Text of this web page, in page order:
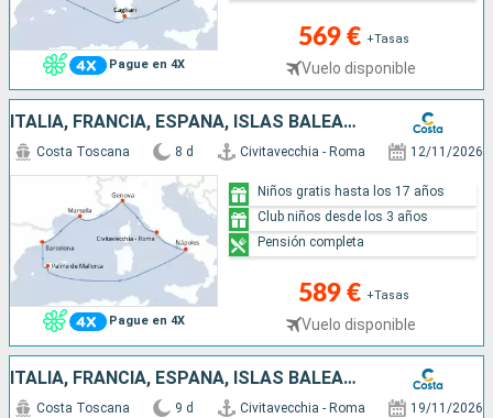
Pague en 4X
569 € +Tasas
Vuelo disponible
ITALIA, FRANCIA, ESPAÑA, ISLAS BALEARES
Pague en 4X
Costa Toscana 8 d Civitavecchia - Roma 12/11/2026
589 € +Tasas
Vuelo disponible
Niños gratis hasta los 17 años
Club niños desde los 3 años
Pensión completa
ITALIA, FRANCIA, ESPAÑA, ISLAS BALEARES
Costa Toscana 9 d Civitavecchia - Roma 19/11/2026